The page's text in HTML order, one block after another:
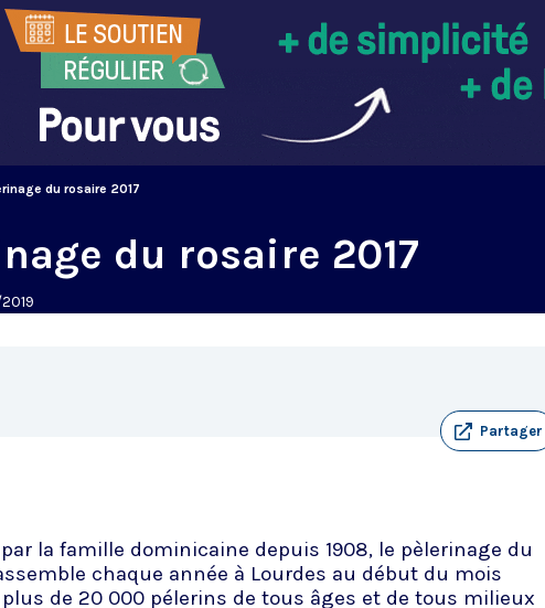
du rosaire 2017
du rosaire 2017
Partager
la famille dominicaine depuis 1908, le pèlerinage du
chaque année à Lourdes au début du mois
de 20 000 pélerins de tous âges et de tous milieux